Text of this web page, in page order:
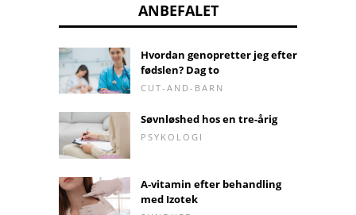
ANBEFALET
Hvordan genopretter jeg efter
fødslen? Dag to
CUT-AND-BARN
Søvnløshed hos en tre-årig
PSYKOLOGI
A-vitamin efter behandling
med Izotek